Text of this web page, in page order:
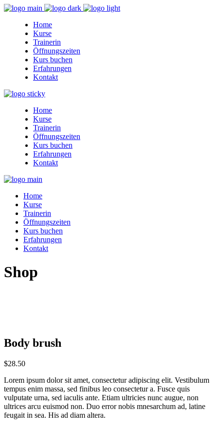
Home
Kurse
Trainerin
Öffnungszeiten
Kurs buchen
Erfahrungen
Kontakt
Home
Kurse
Trainerin
Öffnungszeiten
Kurs buchen
Erfahrungen
Kontakt
Home
Kurse
Trainerin
Öffnungszeiten
Kurs buchen
Erfahrungen
Kontakt
Shop
Body brush
$28.50
Lorem ipsum dolor sit amet, consectetur adipiscing elit. Vestibulum
tempus enim massa, sed finibus leo consectetur a. Fusce quis
vulputate urna, sed iaculis ante. Etiam ultricies nunc augue, non
ultrices arcu euismod non. Duo error nobis mnesarchum ad, latine
feugait in sea. His ad diam altera.